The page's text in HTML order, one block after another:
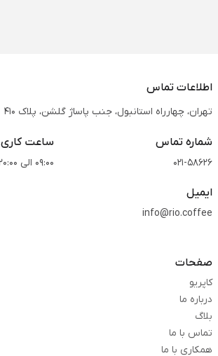
اطلاعات تماس
تهران، چهارراه استانبول، جنب پاساژ گلشن، پلاک 410
شماره تماس
021-58626
ساعت کاری
09:00 الی 20:00
ایمیل
info@rio.coffee
صفحات
کاپریو
درباره ما
بلاگ
تماس با ما
همکاری با ما